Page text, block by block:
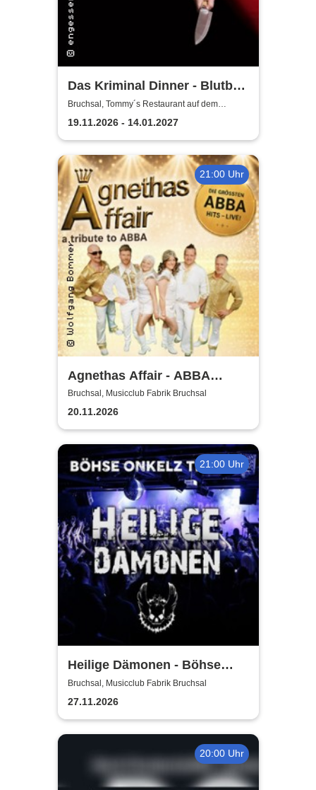
Das Kriminal Dinner - Blutbad
im Gemeinderat
Bruchsal, Tommy´s Restaurant auf dem
Michaelsberg
19.11.2026 - 14.01.2027
21:00 Uhr
Agnethas Affair - ABBA
Tribute Show
Bruchsal, Musicclub Fabrik Bruchsal
20.11.2026
21:00 Uhr
Heilige Dämonen - Böhse
Onkelz Tribute
Bruchsal, Musicclub Fabrik Bruchsal
27.11.2026
20:00 Uhr